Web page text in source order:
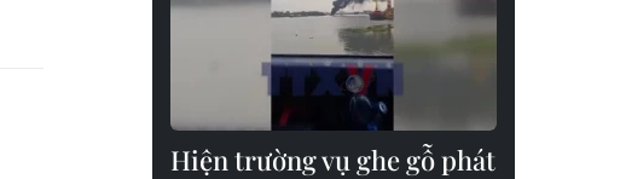
Hiện trường vụ ghe gỗ phát